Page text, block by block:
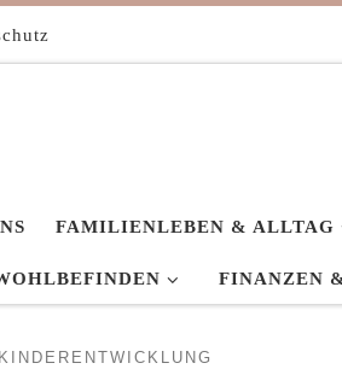
FAMILIENLEBEN & ALLTAG
FINANZEN